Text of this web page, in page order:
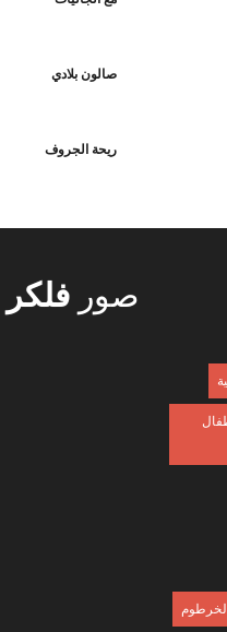
صالون بلادي
ريحة الجروف
الخرطوم
صور فلكر